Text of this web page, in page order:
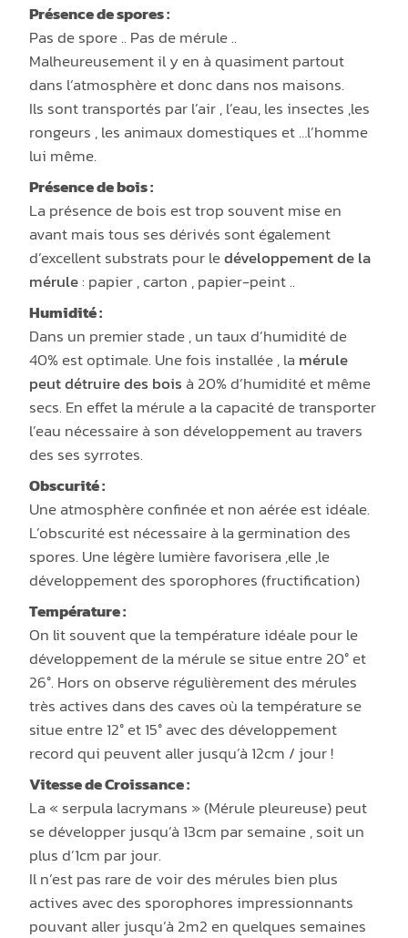
Présence de spores :
Pas de spore .. Pas de mérule ..
Malheureusement il y en à quasiment partout
dans l’atmosphère et donc dans nos maisons.
Ils sont transportés par l’air , l’eau, les insectes ,les
rongeurs , les animaux domestiques et …l’homme
lui même.
Présence de bois :
La présence de bois est trop souvent mise en
avant mais tous ses dérivés sont également
d’excellent substrats pour ledéveloppement de la
mérule: papier , carton , papier-peint ..
Humidité :
Dans un premier stade , un taux d’humidité de
40% est optimale. Une fois installée , la mérule
peut détruire des bois à 20% d’humidité et même
secs. En effet la mérule a la capacité de transporter
l’eau nécessaire à son développement au travers
des ses syrrotes.
Obscurité :
Une atmosphère confinée et non aérée est idéale.
L’obscurité est nécessaire à la germination des
spores. Une légère lumière favorisera ,elle ,le
développement des sporophores (fructification)
Température :
On lit souvent que la température idéale pour le
développement de la mérule se situe entre 20° et
26°. Hors on observe régulièrement des mérules
très actives dans des caves où la température se
situe entre 12° et 15° avec des développement
record qui peuvent aller jusqu’à 12cm / jour !
Vitesse de Croissance :
La « serpula lacrymans » (Mérule pleureuse) peut
se développer jusqu’à 13cm par semaine , soit un
plus d’1cm par jour.
Il n’est pas rare de voir des mérules bien plus
actives avec des sporophores impressionnants
pouvant aller jusqu’à 2m2 en quelques semaines